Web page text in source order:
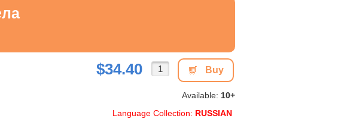
Buy
$34.40
Available: 10+
Language Collection: RUSSIAN